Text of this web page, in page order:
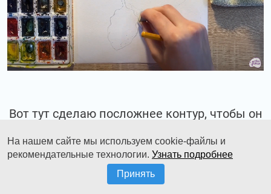
Вот тут сделаю посложнее контур, чтобы он
На нашем сайте мы используем cookie-файлы и
рекомендательные технологии. Узнать подробнее
Принять